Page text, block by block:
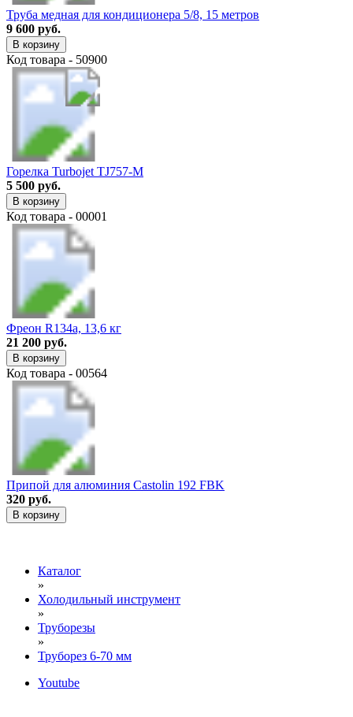
Труба медная для кондиционера 5/8, 15 метров
9 600 руб.
В корзину
Код товара - 50900
Горелка Turbojet TJ757-M
5 500 руб.
В корзину
Код товара - 00001
Фреон R134a, 13,6 кг
21 200 руб.
В корзину
Код товара - 00564
Припой для алюминия Castolin 192 FBK
320 руб.
В корзину
Каталог
»
Холодильный инструмент
»
Труборезы
»
Труборез 6-70 мм
Youtube